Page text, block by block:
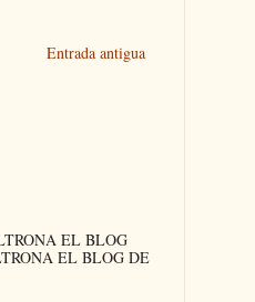
Entrada antigua
EL BLOG
EL BLOG DE